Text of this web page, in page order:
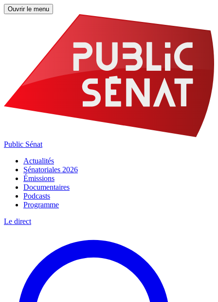
Ouvrir le menu
Public Sénat
Actualités
Sénatoriales 2026
Émissions
Documentaires
Podcasts
Programme
Le direct